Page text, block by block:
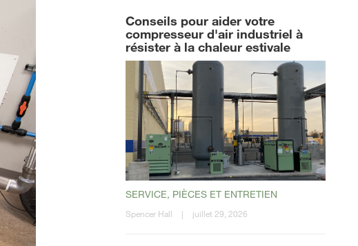
Conseils pour aider votre
compresseur d'air industriel à
résister à la chaleur estivale
SERVICE, PIÈCES ET ENTRETIEN
Spencer Hall | juillet 29, 2026